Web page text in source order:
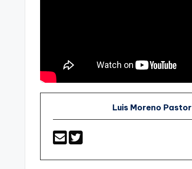
Luis Moreno Pastor